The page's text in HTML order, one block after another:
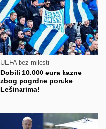
UEFA bez milosti
Dobili 10.000 eura kazne
zbog pogrdne poruke
Lešinarima!